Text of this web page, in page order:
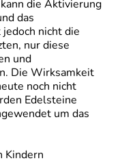
die Aktivierung
das
nicht die
nur diese
und
Die Wirksamkeit
noch nicht
Edelsteine
um das
Kindern